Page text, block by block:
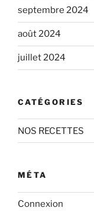
septembre 2024
août 2024
juillet 2024
CATÉGORIES
NOS RECETTES
MÉTA
Connexion